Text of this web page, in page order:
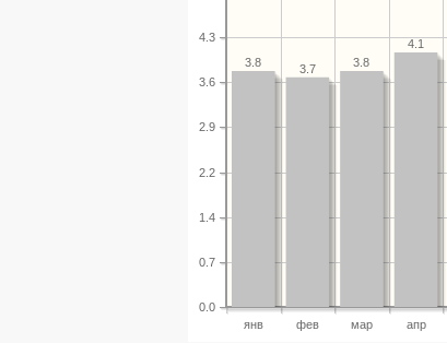
янв фев мар апр
0.0
0.7
1.4
2.2
2.9
3.6
4.3
4.1
3.8
3.7
3.8